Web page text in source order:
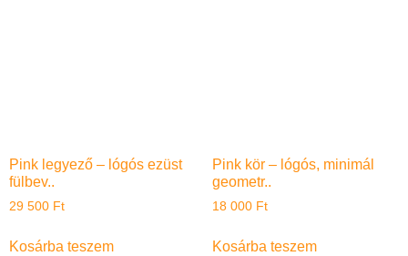
Pink legyező – lógós ezüst
fülbev..
29 500 Ft
Kosárba teszem
Pink kör – lógós, minimál
geometr..
18 000 Ft
Kosárba teszem